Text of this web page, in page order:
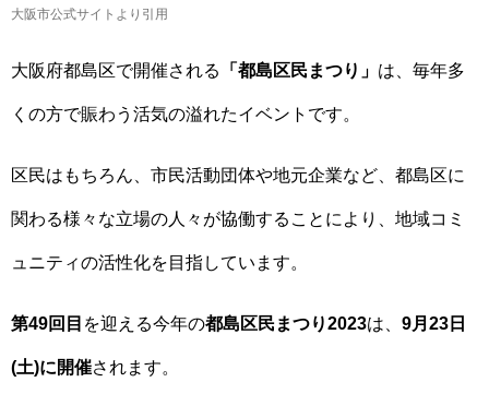
大阪市公式サイトより引用
大阪府都島区で開催される 「都島区民まつり」 は、毎年多
くの方で賑わう活気の溢れたイベントです。
区民はもちろん、市民活動団体や地元企業など、都島区に
関わる様々な立場の人々が協働することにより、地域コミ
ュニティの活性化を目指しています。
第49回目 を迎える今年の都島区民まつり2023は、 9月23日
(土)に開催されます。